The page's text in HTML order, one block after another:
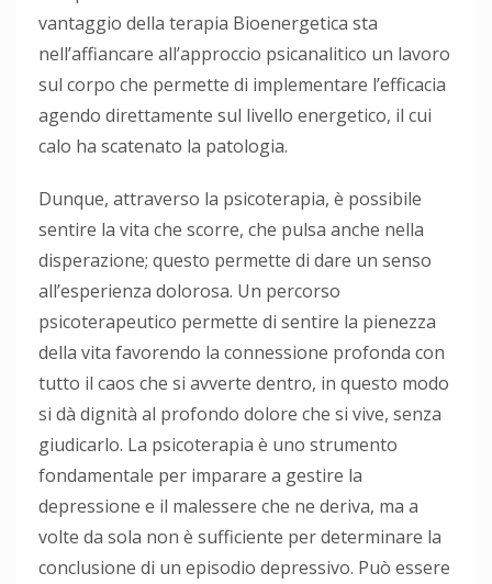
vantaggio della terapia Bioenergetica sta
nell’affiancare all’approccio psicanalitico un lavoro
sul corpo che permette di implementare l’efficacia
agendo direttamente sul livello energetico, il cui
calo ha scatenato la patologia.
Dunque, attraverso la psicoterapia, è possibile
sentire la vita che scorre, che pulsa anche nella
disperazione; questo permette di dare un senso
all’esperienza dolorosa. Un percorso
psicoterapeutico permette di sentire la pienezza
della vita favorendo la connessione profonda con
tutto il caos che si avverte dentro, in questo modo
si dà dignità al profondo dolore che si vive, senza
giudicarlo. La psicoterapia è uno strumento
fondamentale per imparare a gestire la
depressione e il malessere che ne deriva, ma a
volte da sola non è sufficiente per determinare la
conclusione di un episodio depressivo. Può essere